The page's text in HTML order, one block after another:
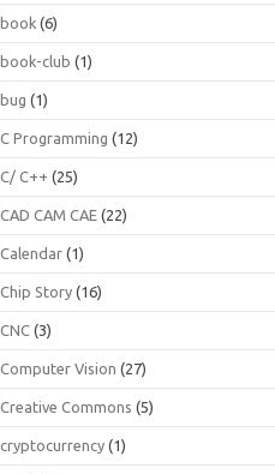
book (6)
book-club (1)
bug (1)
C Programming (12)
C/ C++ (25)
CAD CAM CAE (22)
Calendar (1)
Chip Story (16)
CNC (3)
Computer Vision (27)
Creative Commons (5)
cryptocurrency (1)